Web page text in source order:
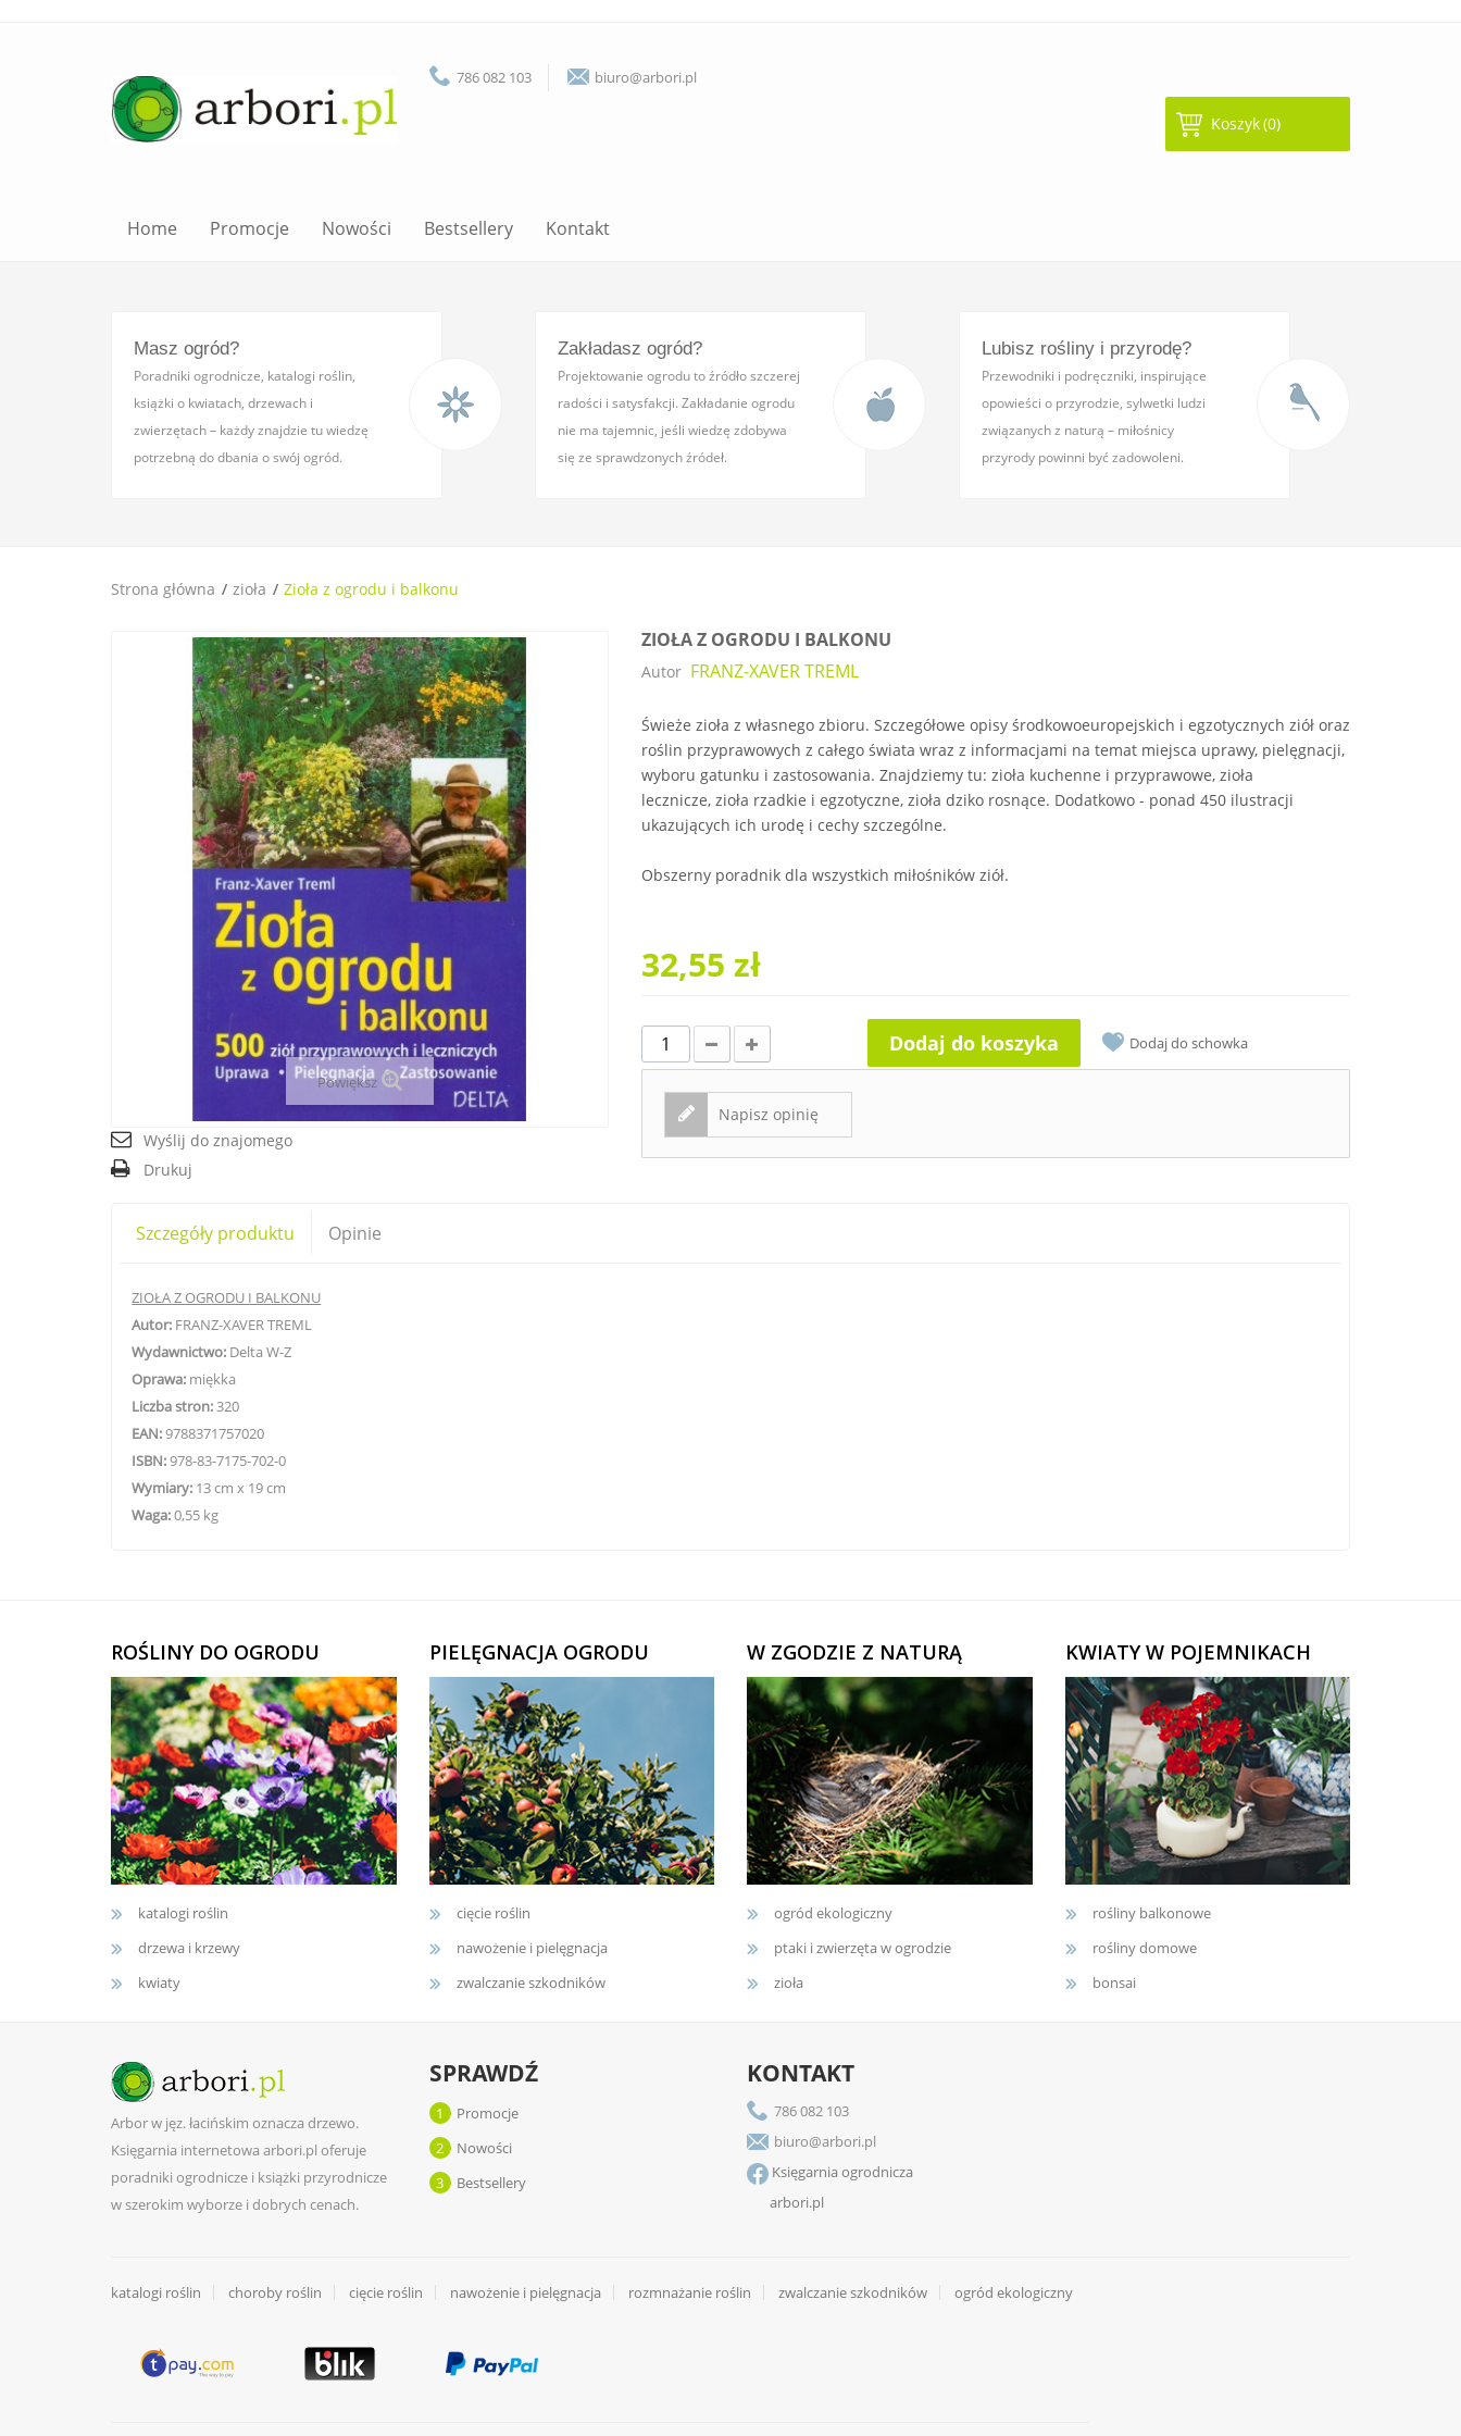
786 082 103 biuro@arbori.pl
Koszyk(0)
Home Promocje Nowości Bestsellery Kontakt
Masz ogród?
Poradniki ogrodnicze, katalogi roślin,
książki o kwiatach, drzewach i
zwierzętach – każdy znajdzie tu wiedzę
potrzebną do dbania o swój ogród.
Zakładasz ogród?
Projektowanie ogrodu to źródło szczerej
radości i satysfakcji. Zakładanie ogrodu
nie ma tajemnic, jeśli wiedzę zdobywa
się ze sprawdzonych źródeł.
Lubisz rośliny i przyrodę?
Przewodniki i podręczniki, inspirujące
opowieści o przyrodzie, sylwetki ludzi
związanych z naturą – miłośnicy
przyrody powinni być zadowoleni.
Strona główna zioła Zioła z ogrodu i balkonu
Powiększ
Wyślij do znajomego
Drukuj
ZIOŁA Z OGRODU I BALKONU
Autor FRANZ-XAVER TREML
Świeże zioła z własnego zbioru. Szczegółowe opisy środkowoeuropejskich i egzotycznych ziół oraz
roślin przyprawowych z całego świata wraz z informacjami na temat miejsca uprawy, pielęgnacji,
wyboru gatunku i zastosowania. Znajdziemy tu: zioła kuchenne i przyprawowe, zioła
lecznicze, zioła rzadkie i egzotyczne, zioła dziko rosnące. Dodatkowo - ponad 450 ilustracji
ukazujących ich urodę i cechy szczególne.
Obszerny poradnik dla wszystkich miłośników ziół.
32,55 zł
Dodaj do koszyka Dodaj do schowka
Napisz opinię
Szczegóły produktu Opinie
ZIOŁA Z OGRODU I BALKONU
Autor: FRANZ-XAVER TREML
Wydawnictwo: Delta W-Z
Oprawa: miękka
Liczba stron:320
EAN:9788371757020
ISBN:978-83-7175-702-0
Wymiary: 13 cm x 19 cm
Waga:0,55 kg
ROŚLINY DO OGRODU
katalogi roślin
drzewa i krzewy
kwiaty
PIELĘGNACJA OGRODU
cięcie roślin
nawożenie i pielęgnacja
zwalczanie szkodników
W ZGODZIE Z NATURĄ
ogród ekologiczny
ptaki i zwierzęta w ogrodzie
zioła
KWIATY W POJEMNIKACH
rośliny balkonowe
rośliny domowe
bonsai
Arbor w jęz. łacińskim oznacza drzewo.
Księgarnia internetowa arbori.pl oferuje
poradniki ogrodnicze i książki przyrodnicze
w szerokim wyborze i dobrych cenach.
SPRAWDŹ
Promocje
1
Nowości
2
Bestsellery
3
KONTAKT
786 082 103
biuro@arbori.pl
Księgarnia ogrodnicza
arbori.pl
katalogi roślin choroby roślin cięcie roślin nawożenie i pielęgnacja rozmnażanie roślin zwalczanie szkodników ogród ekologiczny